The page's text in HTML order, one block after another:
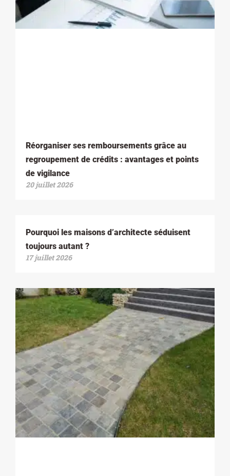
Réorganiser ses remboursements grâce au
regroupement de crédits : avantages et points
de vigilance
20 juillet 2026
Pourquoi les maisons d’architecte séduisent
toujours autant ?
17 juillet 2026